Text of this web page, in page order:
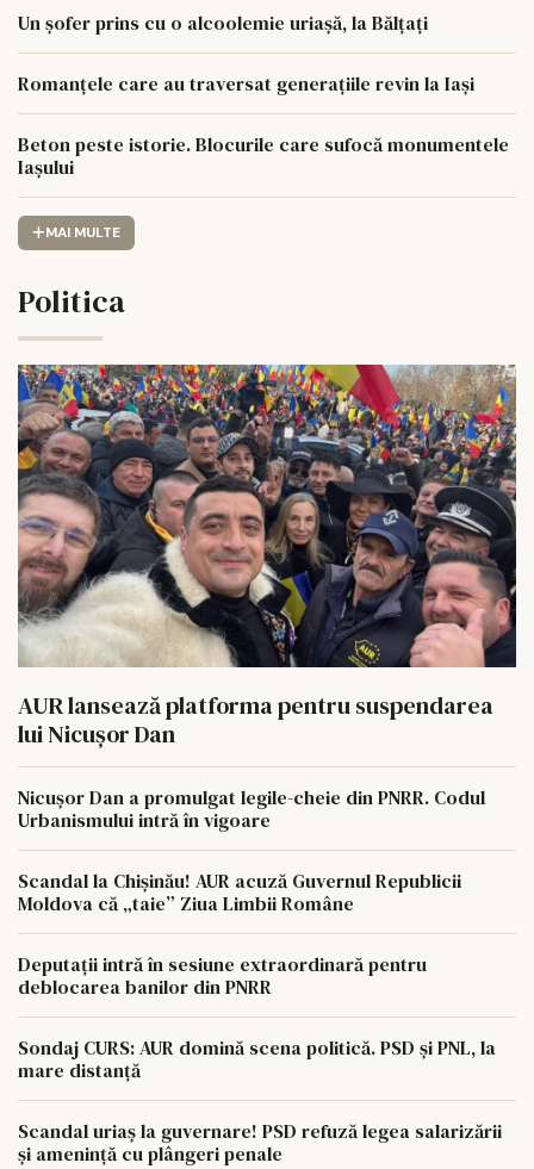
Un șofer prins cu o alcoolemie uriașă, la Bălțați
Romanțele care au traversat generațiile revin la Iași
Beton peste istorie. Blocurile care sufocă monumentele
Iașului
MAI MULTE
Politica
AUR lansează platforma pentru suspendarea
lui Nicușor Dan
Nicușor Dan a promulgat legile-cheie din PNRR. Codul
Urbanismului intră în vigoare
Scandal la Chișinău! AUR acuză Guvernul Republicii
Moldova că „taie” Ziua Limbii Române
Deputații intră în sesiune extraordinară pentru
deblocarea banilor din PNRR
Sondaj CURS: AUR domină scena politică. PSD și PNL, la
mare distanță
Scandal uriaș la guvernare! PSD refuză legea salarizării
și amenință cu plângeri penale